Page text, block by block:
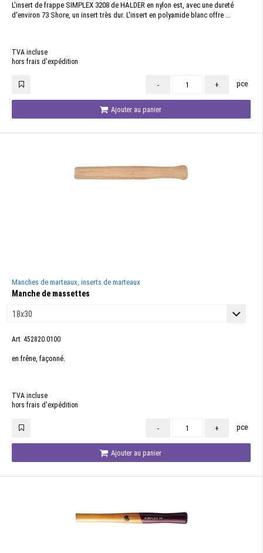
L'insert de frappe SIMPLEX 3208 de HALDER en nylon est, avec une dureté
d'environ 73 Shore, un insert très dur. L'insert en polyamide blanc offre ...
TVA incluse
hors frais d'expédition
- + pce
Ajouter au panier
Manches de marteaux, inserts de marteaux
Manche de massettes
Art. 452820.0100
en frêne, façonné.
TVA incluse
hors frais d'expédition
- + pce
Ajouter au panier